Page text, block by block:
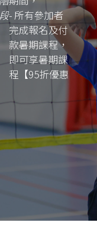
段- 所有參加者
完成報名及付
款暑期課程，
即可享暑期課
程【95折優惠